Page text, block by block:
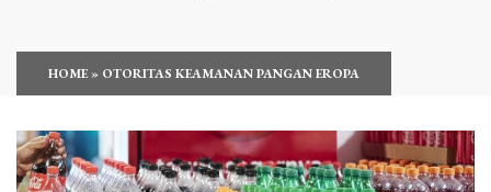
HOME» OTORITAS KEAMANAN PANGAN EROPA